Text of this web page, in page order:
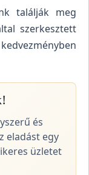
találják meg
szerkesztett
és
eladást egy
üzletet